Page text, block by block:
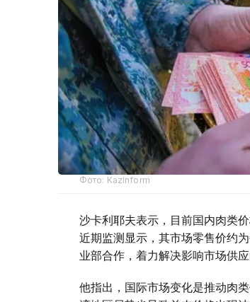
Фото: Kazinform
沙卡利耶夫表示，目前国内肉类
近期监测显示，其市场零售价约
业部合作，着力解决影响市场供应
他指出，国际市场变化是推动肉